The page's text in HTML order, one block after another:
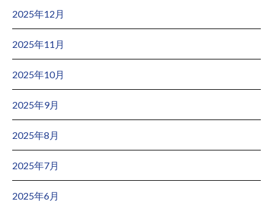
2025年12月
2025年11月
2025年10月
2025年9月
2025年8月
2025年7月
2025年6月